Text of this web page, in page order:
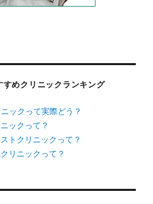
すめクリニックランキング
ックって実際どう？
ックって？
トクリニックって？
リニックって？